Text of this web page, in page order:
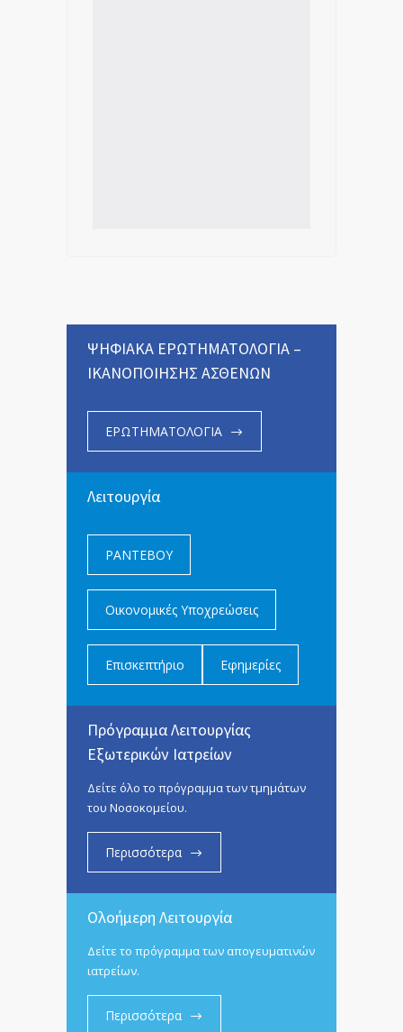
ΨΗΦΙΑΚΑ ΕΡΩΤΗΜΑΤΟΛΟΓΙΑ –
ΙΚΑΝΟΠΟΙΗΣΗΣ ΑΣΘΕΝΩΝ
ΕΡΩΤΗΜΑΤΟΛΟΓΙΑ
Λειτουργία
ΡΑΝΤΕΒΟΥ
Οικονομικές Υποχρεώσεις
Επισκεπτήριο Εφημερίες
Πρόγραμμα Λειτουργίας
Εξωτερικών Ιατρείων
Δείτε όλο το πρόγραμμα των τμημάτων
του Νοσοκομείου.
Περισσότερα
Ολοήμερη Λειτουργία
Δείτε το πρόγραμμα των απογευματινών
ιατρείων.
Περισσότερα